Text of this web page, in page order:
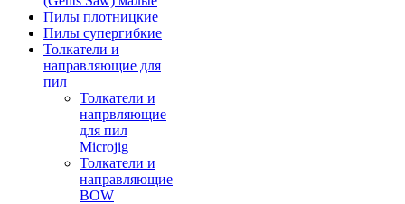
Пилы плотницкие
Пилы супергибкие
Толкатели и
направляющие для
пил
Толкатели и
напрвляющие
для пил
Microjig
Толкатели и
направляющие
BOW